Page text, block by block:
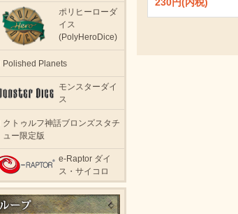
ポリヒーローダ
イス
(PolyHeroDice)
Polished Planets
モンスターダイ
ス
クトゥルフ神話ブロンズスタチ
ュー限定版
e-Raptor ダイ
ス・サイコロ